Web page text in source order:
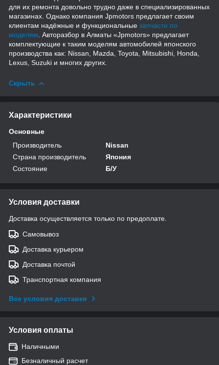
для их ремонта довольно трудно даже в специализированных
магазинах. Однако компания Jpmotors предлагает своим
клиентам надёжные и функциональные запчасти по
моделям . Авторазбор в Алматы «Jpmotors» предлагает
комплектующие к таким моделям автомобилей японского
производства как: Nissan, Mazda, Toyota, Mitsubishi, Honda,
Lexus, Suzuki и многих других.
Скрыть
Характеристики
Основные
Производитель
Nissan
Страна производитель
Япония
Состояние
Б/У
Условия доставки
Доставка осуществляется только по предоплате.
Самовывоз
Доставка курьером
Доставка почтой
Транспортная компания
Все условия доставки
Условия оплаты
Наличными
Безналичный расчет